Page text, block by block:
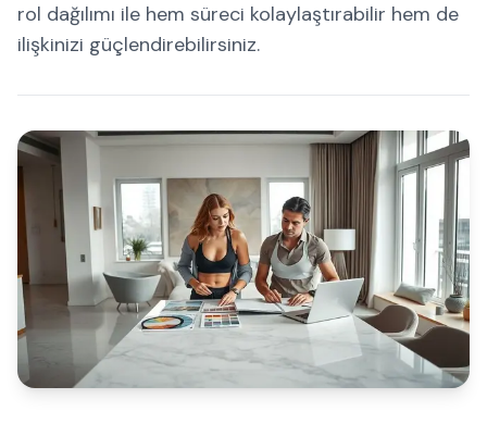
rol dağılımı ile hem süreci kolaylaştırabilir hem de
ilişkinizi güçlendirebilirsiniz.